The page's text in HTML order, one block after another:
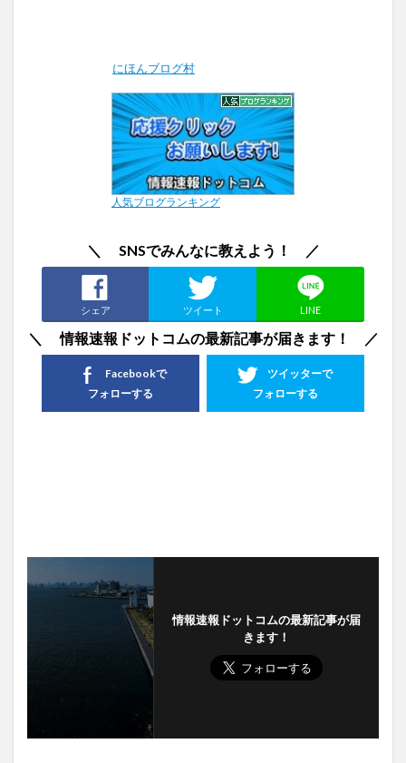
にほんブログ村
人気ブログランキング
＼ SNSでみんなに教えよう！ ／
シェア ツイート LINE
＼ 情報速報ドットコムの最新記事が届きます！ ／
ツイッターで
フォローする
Facebookで
フォローする
情報速報ドットコムの最新記事が届
きます！